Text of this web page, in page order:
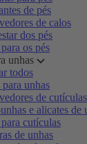
de pés
de calos
dos pés
os pés
unhas
todos
unhas
de cutículas
e alicates de
cutículas
de unhas